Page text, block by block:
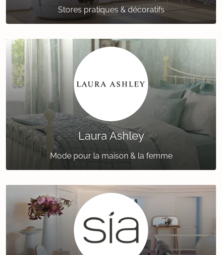
Stores pratiques & décoratifs
Laura Ashley
Mode pour la maison & la femme